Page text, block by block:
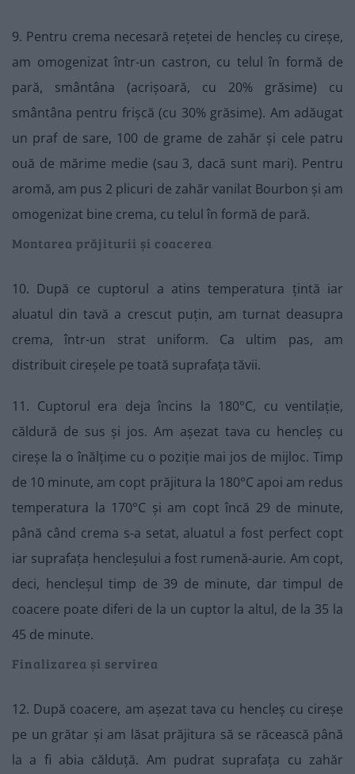
9. Pentru crema necesară rețetei de hencleș cu cireșe,
am omogenizat într-un castron, cu telul în formă de
pară, smântâna (acrișoară, cu 20% grăsime) cu
smântâna pentru frișcă (cu 30% grăsime). Am adăugat
un praf de sare, 100 de grame de zahăr și cele patru
ouă de mărime medie (sau 3, dacă sunt mari). Pentru
aromă, am pus 2 plicuri de zahăr vanilat Bourbon și am
omogenizat bine crema, cu telul în formă de pară.
Montarea prăjiturii și coacerea
10. După ce cuptorul a atins temperatura țintă iar
aluatul din tavă a crescut puțin, am turnat deasupra
crema, într-un strat uniform. Ca ultim pas, am
distribuit cireșele pe toată suprafața tăvii.
11. Cuptorul era deja încins la 180°C, cu ventilație,
căldură de sus și jos. Am așezat tava cu hencleș cu
cireșe la o înălțime cu o poziție mai jos de mijloc. Timp
de 10 minute, am copt prăjitura la 180°C apoi am redus
temperatura la 170°C și am copt încă 29 de minute,
până când crema s-a setat, aluatul a fost perfect copt
iar suprafața hencleșului a fost rumenă-aurie. Am copt,
deci, hencleșul timp de 39 de minute, dar timpul de
coacere poate diferi de la un cuptor la altul, de la 35 la
45 de minute.
Finalizarea și servirea
12. După coacere, am așezat tava cu hencleș cu cireșe
pe un grătar și am lăsat prăjitura să se răcească până
la a fi abia călduță. Am pudrat suprafața cu zahăr